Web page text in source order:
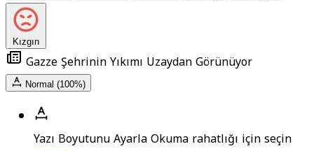
Kızgın
Gazze Şehrinin Yıkımı Uzaydan Görünüyor
Normal (100%)
Yazı Boyutunu AyarlaOkuma rahatlığı için seçin